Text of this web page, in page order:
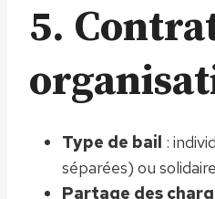
5.
Type de bail :
séparées) ou
Partage des